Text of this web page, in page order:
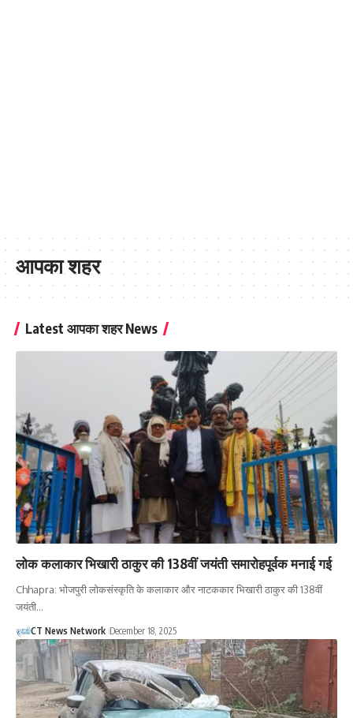
आपका शहर
Latest आपका शहर News
लोक कलाकार भिखारी ठाकुर की 138वीं जयंती समारोहपूर्वक मनाई गई
Chhapra: भोजपुरी लोकसंस्कृति के कलाकार और नाटककार भिखारी ठाकुर की 138वीं
जयंती…
CT News Network December 18, 2025